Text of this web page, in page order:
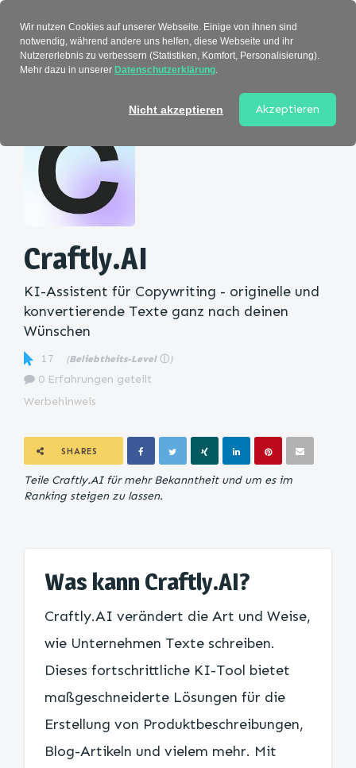
Craftly.AI
KI-Assistent für Copywriting - originelle und
konvertierende Texte ganz nach deinen
Wünschen
17 (Beliebtheits-Level ⓘ )
0 Erfahrungen geteilt
Werbehinweis
SHARES
Teile Craftly.AI für mehr Bekanntheit und um es im
Ranking steigen zu lassen.
Was kann Craftly.AI?
Craftly.AI verändert die Art und Weise,
wie Unternehmen Texte schreiben.
Dieses fortschrittliche KI-Tool bietet
maßgeschneiderte Lösungen für die
Erstellung von Produktbeschreibungen,
Blog-Artikeln und vielem mehr. Mit
Wir nutzen Cookies auf unserer Webseite. Einige von ihnen sind
notwendig, während andere uns helfen, diese Webseite und ihr
Nutzererlebnis zu verbessern (Statistiken, Komfort, Personalisierung).
Mehr dazu in unserer Datenschutzerklärung.
Nicht akzeptieren Akzeptieren